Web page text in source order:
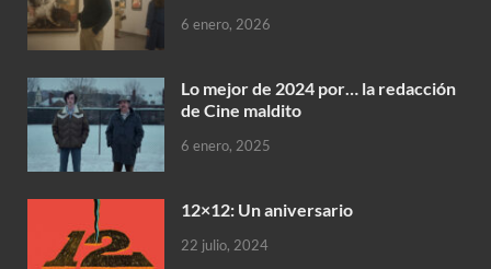
6 enero, 2026
Lo mejor de 2024 por… la redacción
de Cine maldito
6 enero, 2025
12×12: Un aniversario
22 julio, 2024